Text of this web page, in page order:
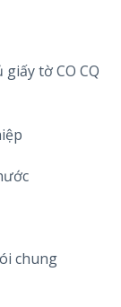
tờ CO CQ
chung